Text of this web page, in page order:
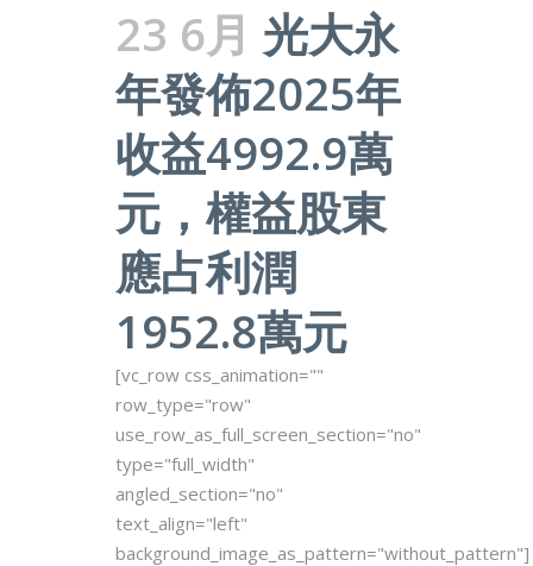
23 6月 光大永
年發佈2025年
收益4992.9萬
元，權益股東
應占利潤
1952.8萬元
[vc_row css_animation=""
row_type="row"
use_row_as_full_screen_section="no"
type="full_width"
angled_section="no"
text_align="left"
background_image_as_pattern="without_pattern"]